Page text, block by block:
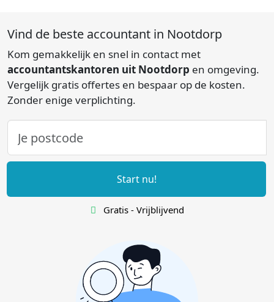
Vind de beste accountant in Nootdorp
Kom gemakkelijk en snel in contact met
accountantskantoren uit Nootdorp en omgeving.
Vergelijk gratis offertes en bespaar op de kosten.
Zonder enige verplichting.
Start nu!
Gratis - Vrijblijvend